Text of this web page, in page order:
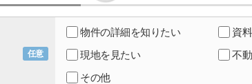
任意
物件の詳細を知りたい
資
現地を見たい
不
その他